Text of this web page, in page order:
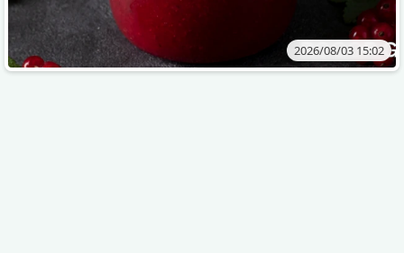
2026/08/03 15:02